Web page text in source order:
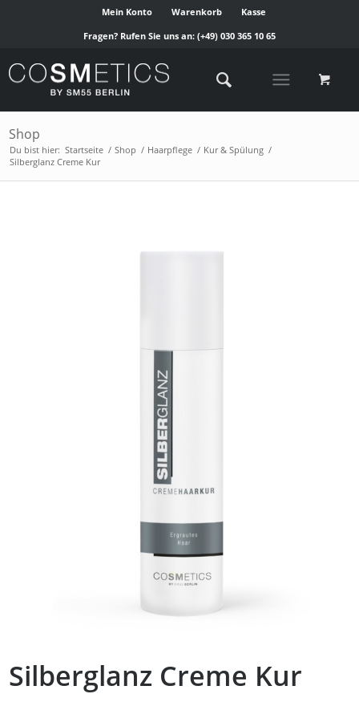
Mein Konto Warenkorb
Kasse
Fragen? Rufen Sie uns an: (+49) 030 365 10 65
Shop
Du bist hier: Startseite / Shop / Haarpflege / Kur & Spülung /
Silberglanz Creme Kur
Silberglanz Creme Kur